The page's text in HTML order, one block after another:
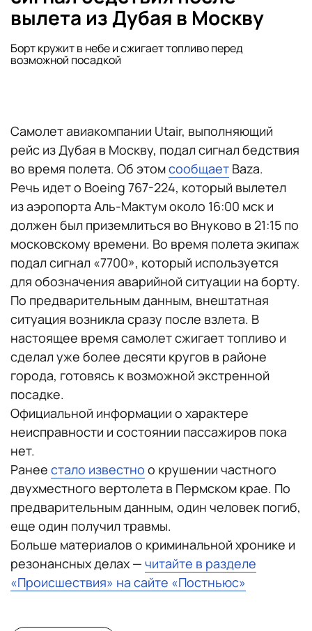
вылета из Дубая в Москву
Борт кружит в небе и сжигает топливо перед
возможной посадкой
Самолет авиакомпании Utair, выполняющий
рейс из Дубая в Москву, подал сигнал бедствия
во время полета. Об этомсообщает Baza.
Речь идет о Boeing 767-224, который вылетел
из аэропорта Аль-Мактум около 16:00 мск и
должен был приземлиться во Внуково в 21:15 по
московскому времени. Во время полета экипаж
подал сигнал «7700», который используется
для обозначения аварийной ситуации на борту.
По предварительным данным, внештатная
ситуация возникла сразу после взлета. В
настоящее время самолет сжигает топливо и
сделал уже более десяти кругов в районе
города, готовясь к возможной экстренной
посадке.
Официальной информации о характере
неисправности и состоянии пассажиров пока
нет.
Ранее стало известно о крушении частного
двухместного вертолета в Пермском крае. По
предварительным данным, один человек погиб,
еще один получил травмы.
Больше материалов о криминальной хронике и
резонансных делах — читайте в разделе
«Происшествия» на сайте «Постньюс»